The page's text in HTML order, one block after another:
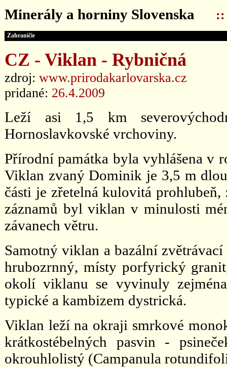
Minerály a horniny Slovenska ::
Zahraničie
CZ - Viklan - Rybničná
zdroj: www.prirodakarlovarska.cz
pridané: 26.4.2009
Leží asi 1,5 km
Hornoslavkovské vrchoviny.
Přírodní památka byla vyhlášena v
Viklan zvaný Dominik je 3,5 m
části je zřetelná kulovitá
záznamů byl viklan v minulosti
závanech větru.
Samotný viklan a bazální
hrubozrnný, místy porfyrický
okolí viklanu se vyvinuly
typické a kambizem dystrická.
Viklan leží na okraji smrkové
krátkostébelných pasvin -
okrouhlolistý (Campanula